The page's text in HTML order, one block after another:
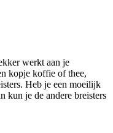
werkt aan je
kopje koffie of thee,
Heb je een moeilijk
kun je de andere breisters